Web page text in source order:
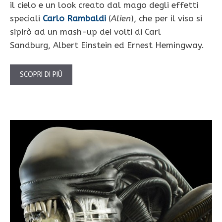
il cielo e un look creato dal mago degli effetti
speciali Carlo Rambaldi (Alien), che per il viso si
sipirò ad un mash-up dei volti di Carl
Sandburg, Albert Einstein ed Ernest Hemingway.
SCOPRI DI PIÙ